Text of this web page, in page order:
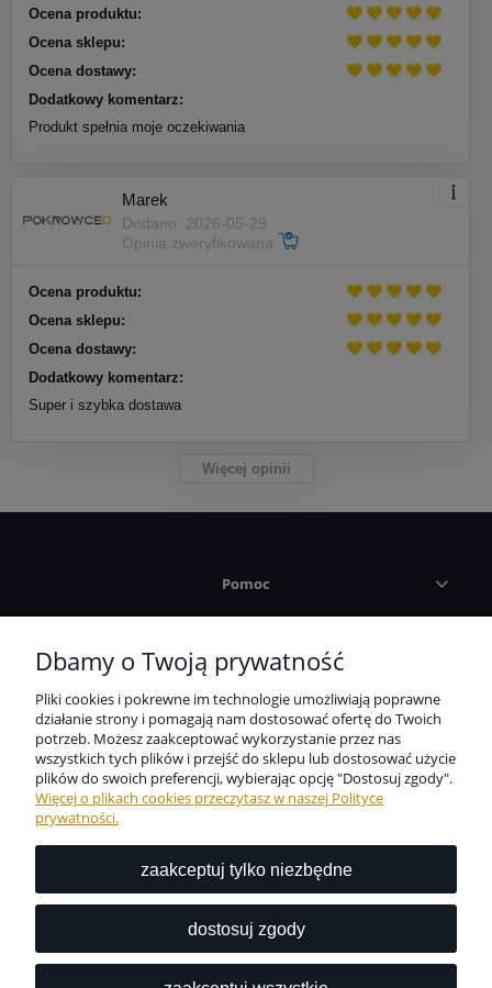
Ocena produktu:
Ocena sklepu:
Ocena dostawy:
Dodatkowy komentarz:
Produkt spełnia moje oczekiwania
Marek
Dodano: 2026-05-29
Opinia zweryfikowana
Ocena produktu:
Ocena sklepu:
Ocena dostawy:
Dodatkowy komentarz:
Super i szybka dostawa
Więcej opinii
Pomoc
Płatności i dostawa
Informacje
O nas
Niezbędne zabezpieczenie dla wszystkich przedmiotów
Z nami to możliwe.
Dbamy o Twoją prywatność
Pliki cookies i pokrewne im technologie umożliwiają poprawne
działanie strony i pomagają nam dostosować ofertę do Twoich
potrzeb. Możesz zaakceptować wykorzystanie przez nas
wszystkich tych plików i przejść do sklepu lub dostosować użycie
plików do swoich preferencji, wybierając opcję "Dostosuj zgody".
Więcej o plikach cookies przeczytasz w naszej Polityce
prywatności.
zaakceptuj tylko niezbędne
dostosuj zgody